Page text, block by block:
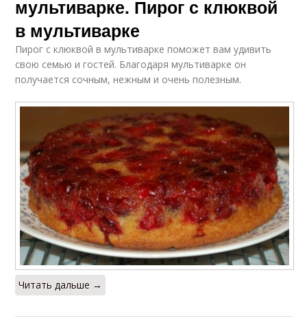
мультиварке. Пирог с клюквой
в мультиварке
Пирог с клюквой в мультиварке поможет вам удивить
свою семью и гостей. Благодаря мультиварке он
получается сочным, нежным и очень полезным.
Читать дальше →